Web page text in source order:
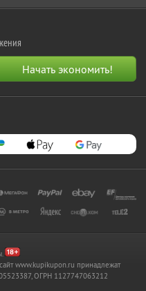
www.kupikupon.ru принадлежат
ОГРН 1127747063212